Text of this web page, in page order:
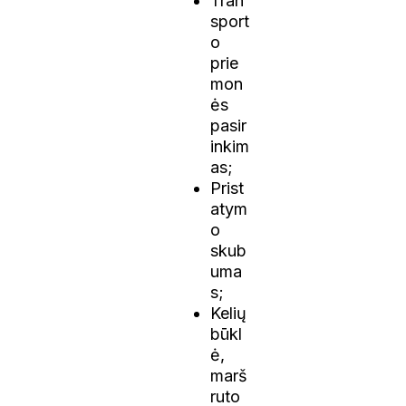
sport
o
prie
mon
ės
pasir
inkim
as;
Prist
atym
o
skub
uma
s;
Kelių
būkl
ė,
marš
ruto